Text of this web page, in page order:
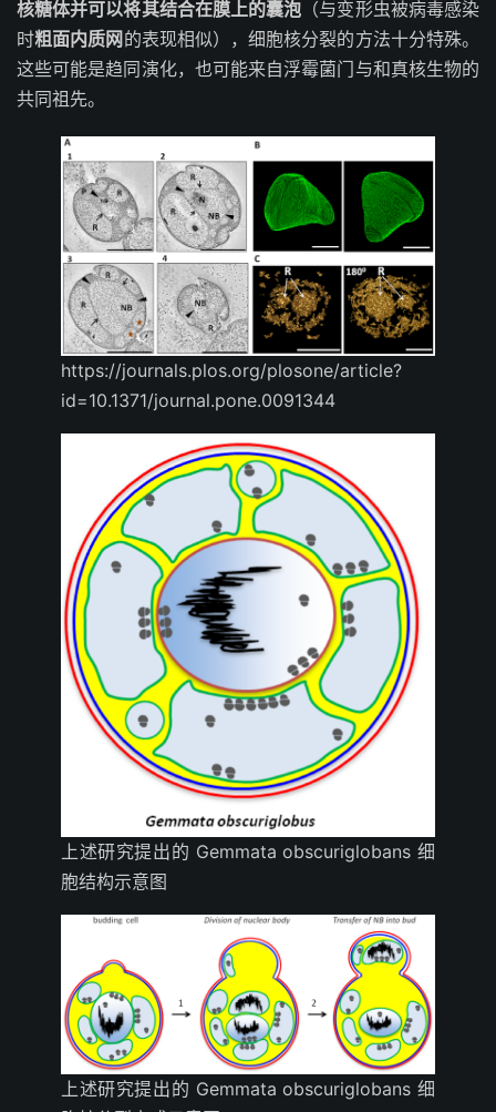
核糖体并可以将其结合在膜上的囊泡 （与变形虫被病毒感染
时粗面内质网的表现相似），细胞核分裂的方法十分特殊。
这些可能是趋同演化，也可能来自浮霉菌门与和真核生物的
共同祖先。
https://journals.plos.org/plosone/article?
id=10.1371/journal.pone.0091344
上述研究提出的 Gemmata obscuriglobans 细
胞结构示意图
上述研究提出的 Gemmata obscuriglobans 细